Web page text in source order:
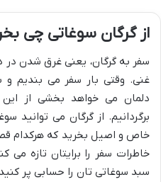
از گرگان سوغاتی چی
سفر به گرگان، یعنی غرق شدن در
غنی. وقتی بار سفر می بندیم
دلمان می خواهد بخشی از این
برگردانیم. از گرگان می توانید
خاص و اصیل بخرید که هرکدام قصه
خاطرات سفر را برایتان تازه می
سبد سوغاتی تان را حسابی پر